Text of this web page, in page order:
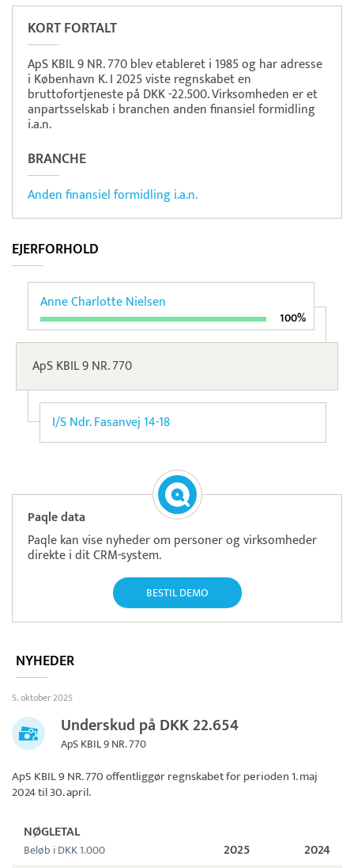
KORT FORTALT
ApS KBIL 9 NR. 770 blev etableret i 1985 og har adresse
i København K. I 2025 viste regnskabet en
bruttofortjeneste på DKK -22.500. Virksomheden er et
anpartsselskab i branchen anden finansiel formidling
i.a.n.
BRANCHE
Anden finansiel formidling i.a.n.
EJERFORHOLD
Anne Charlotte Nielsen
100%
ApS KBIL 9 NR. 770
I/S Ndr. Fasanvej 14-18
Paqle data
Paqle kan vise nyheder om personer og virksomheder
direkte i dit CRM-system.
BESTIL DEMO
NYHEDER
5. oktober 2025
Underskud på DKK 22.654
ApS KBIL 9 NR. 770
ApS KBIL 9 NR. 770offentliggør regnskabet for perioden 1. maj
2024 til 30. april.
NØGLETAL
Beløb i DKK 1.000 2025 2024